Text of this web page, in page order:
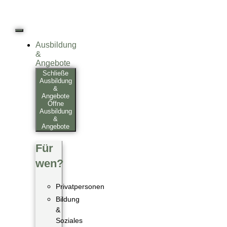
Ausbildung
&
Angebote
Schließe
Ausbildung
&
Angebote
Öffne
Ausbildung
&
Angebote
Für
wen?
Privatpersonen
Bildung
&
Soziales